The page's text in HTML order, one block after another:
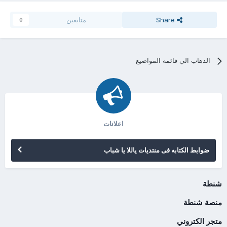
Share متابعين 0
الذهاب الي قائمه المواضيع
اعلانات
ضوابط الكتابه فى منتديات ياللا يا شباب
شنطة
منصة شنطة
متجر الكتروني